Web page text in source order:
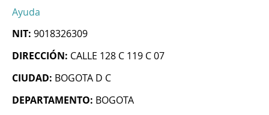
Ayuda
NIT: 9018326309
DIRECCIÓN: CALLE 128 C 119 C 07
CIUDAD: BOGOTA D C
DEPARTAMENTO: BOGOTA